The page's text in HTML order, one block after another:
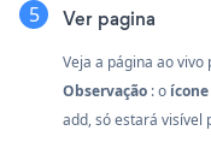
Ver pagina
Veja a página ao vivo
Observação : o ícone
add, só estará visível